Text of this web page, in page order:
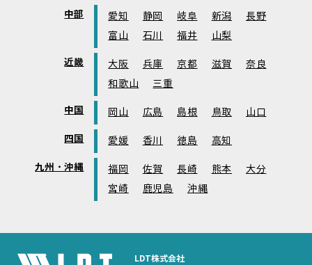
中部 愛知 静岡 岐阜 新潟
長野
富山
石川 福井 山梨
近畿 大阪 兵庫 京都 滋賀
奈良
和歌山
三重
中国 岡山 広島 島根 鳥取 山口
四国 愛媛 香川 徳島 高知
九州・沖縄 福岡 佐賀 長崎 熊本
大分
宮崎
鹿児島 沖縄
LDT株式会社